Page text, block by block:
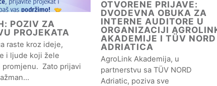
POZIV ZA
PROJEKATA
raste kroz ideje,
i ljude koji žele
promjenu. Zato prijavi
OTVORENE PRIJAVE:
DVODEVNA OBUKA ZA
INTERNE AUDITORE U
ORGANIZACIJI
AKADEMIJE I TÜV NORD
ADRIATICA
AgroLink Akademija, u
partnerstvu sa TÜV NORD
Adriatic, poziva sve